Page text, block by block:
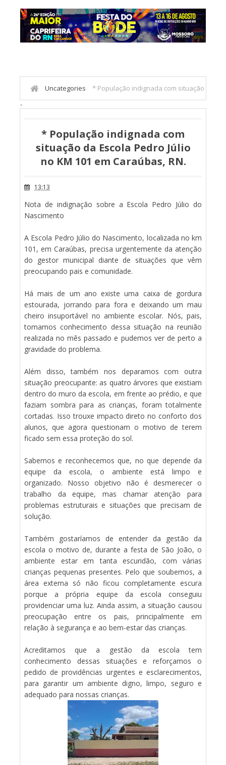
Uncategories * População indignada com situação
da Escola Pedro Júlio no KM 101 em Caraúbas, RN.
-
* População indignada com
situação da Escola Pedro Júlio
no KM 101 em Caraúbas, RN.
13:13
Nota de indignação sobre a Escola Pedro Júlio do
Nascimento
A Escola Pedro Júlio do Nascimento, localizada no km
101, em Caraúbas, precisa urgentemente da atenção
do gestor municipal diante de situações que vêm
preocupando pais e comunidade.
Há mais de um ano existe uma caixa de gordura
estourada, jorrando para fora e deixando um mau
cheiro insuportável no ambiente escolar. Nós, pais,
tomamos conhecimento dessa situação na reunião
realizada no mês passado e pudemos ver de perto a
gravidade do problema.
Além disso, também nos deparamos com outra
situação preocupante: as quatro árvores que existiam
dentro do muro da escola, em frente ao prédio, e que
faziam sombra para as crianças, foram totalmente
cortadas. Isso trouxe impacto direto no conforto dos
alunos, que agora questionam o motivo de terem
ficado sem essa proteção do sol.
Sabemos e reconhecemos que, no que depende da
equipe da escola, o ambiente está limpo e
organizado. Nosso objetivo não é desmerecer o
trabalho da equipe, mas chamar atenção para
problemas estruturais e situações que precisam de
solução.
Também gostaríamos de entender da gestão da
escola o motivo de, durante a festa de São João, o
ambiente estar em tanta escuridão, com várias
crianças pequenas presentes. Pelo que soubemos, a
área externa só não ficou completamente escura
porque a própria equipe da escola conseguiu
providenciar uma luz. Ainda assim, a situação causou
preocupação entre os pais, principalmente em
relação à segurança e ao bem-estar das crianças.
Acreditamos que a gestão da escola tem
conhecimento dessas situações e reforçamos o
pedido de providências urgentes e esclarecimentos,
para garantir um ambiente digno, limpo, seguro e
adequado para nossas crianças.